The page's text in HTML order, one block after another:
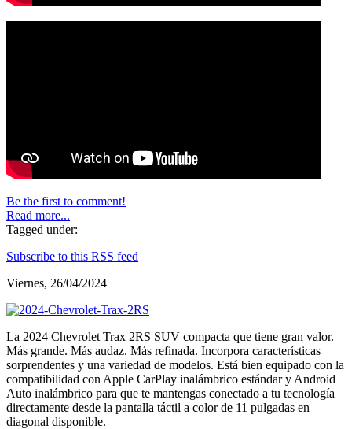
Be the first to comment!
Read more...
Tagged under:
Subscribe to this RSS feed
Viernes, 26/04/2024
La 2024 Chevrolet Trax 2RS SUV compacta que tiene gran valor.
Más grande. Más audaz. Más refinada. Incorpora características
sorprendentes y una variedad de modelos. Está bien equipado con la
compatibilidad con Apple CarPlay inalámbrico estándar y Android
Auto inalámbrico para que te mantengas conectado a tu tecnología
directamente desde la pantalla táctil a color de 11 pulgadas en
diagonal disponible.